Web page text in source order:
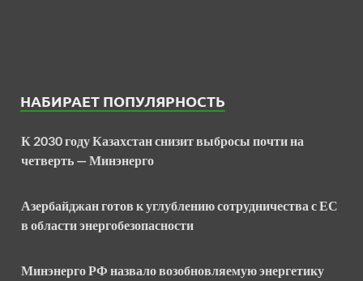
НАБИРАЕТ ПОПУЛЯРНОСТЬ
К 2030 году Казахстан снизит выбросы почти на
четверть — Минэнерго
Азербайджан готов к углублению сотрудничества с ЕС
в области энергобезопасности
Минэнерго РФ назвало возобновляемую энергетику